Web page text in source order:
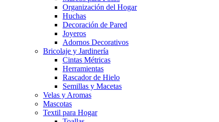
Organización del Hogar
Huchas
Decoración de Pared
Joyeros
Adornos Decorativos
Bricolaje y Jardinería
Cintas Métricas
Herramientas
Rascador de Hielo
Semillas y Macetas
Velas y Aromas
Mascotas
Textil para Hogar